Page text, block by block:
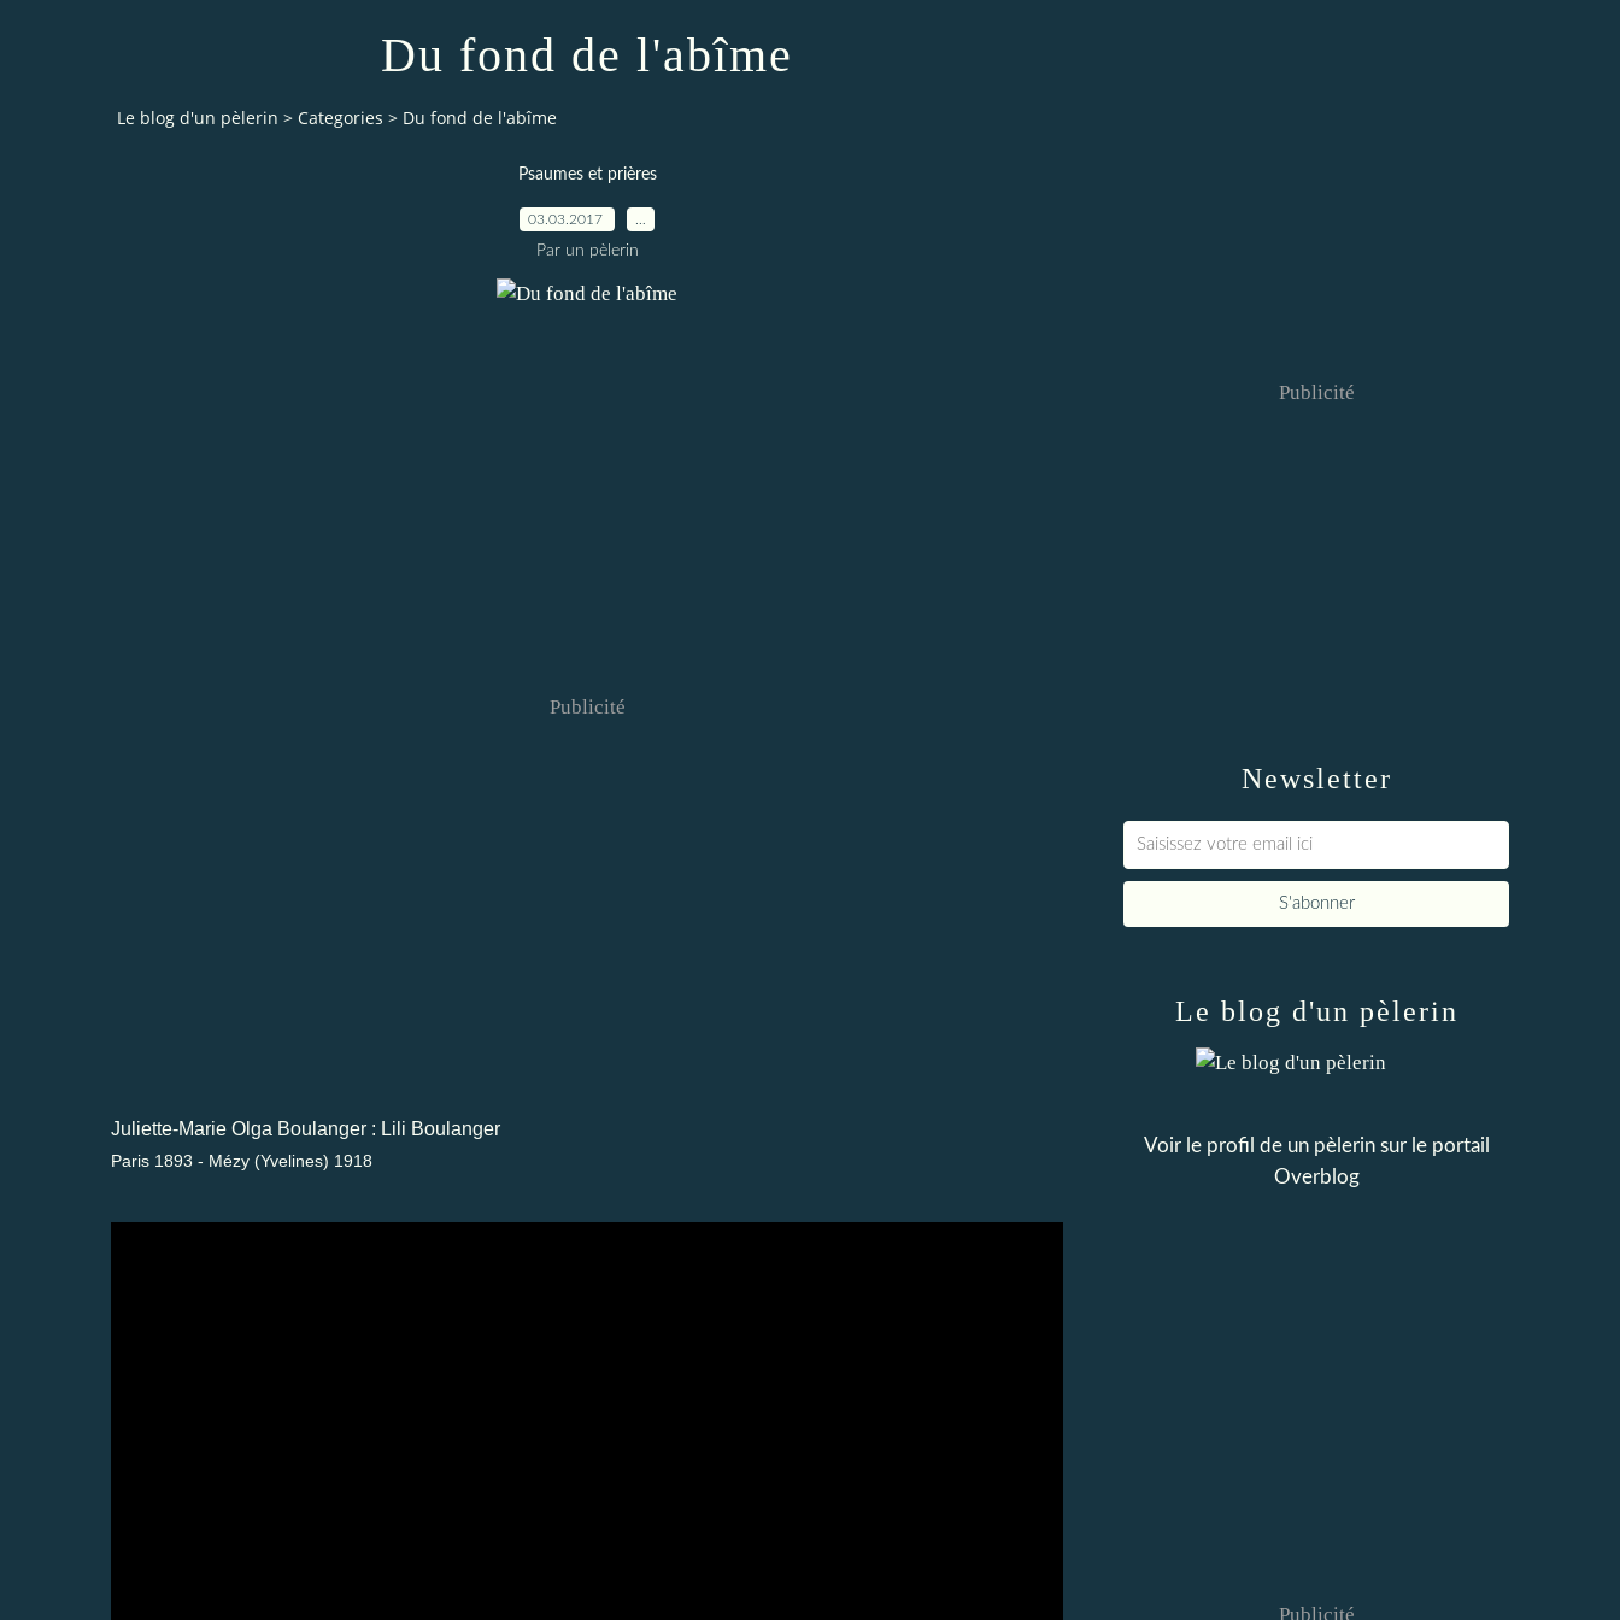
Du fond de l'abîme
Le blog d'un pèlerin > Categories > Du fond de l'abîme
Psaumes et prières
03.03.2017
Par un pèlerin
Publicité
Juliette-Marie Olga Boulanger : Lili Boulanger
Paris 1893 - Mézy (Yvelines) 1918
Newsletter
Publicité
Le blog d'un pèlerin
Voir le profil de un pèlerinsur le portail
Overblog
Publicité